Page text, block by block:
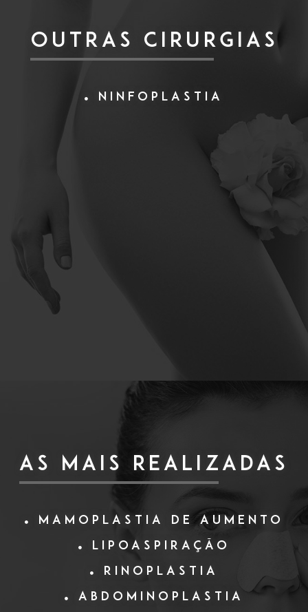
OUTRAS CIRURGIAS
Ninfoplastia
AS MAIS REALIZADAS
Mamoplastia de Aumento
Lipoaspiração
Rinoplastia
Abdominoplastia